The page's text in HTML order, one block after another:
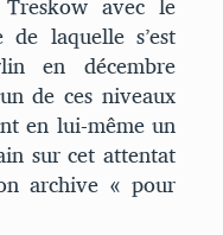
laquelle s’est
en décembre
de ces niveaux
en lui-même un
sur cet attentat
archive « pour